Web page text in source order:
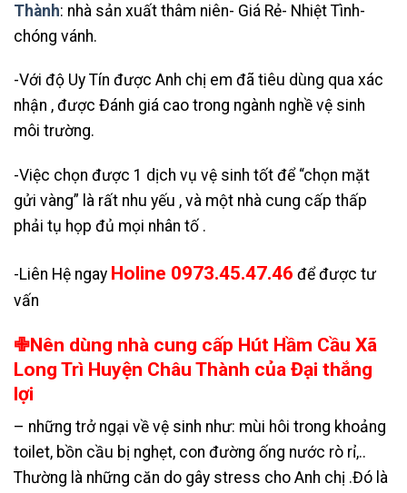
Thành: nhà sản xuất thâm niên- Giá Rẻ- Nhiệt Tình-
chóng vánh.
-Với độ Uy Tín được Anh chị em đã tiêu dùng qua xác
nhận , được Đánh giá cao trong ngành nghề vệ sinh
môi trường.
-Việc chọn được 1 dịch vụ vệ sinh tốt để “chọn mặt
gửi vàng” là rất nhu yếu , và một nhà cung cấp thấp
phải tụ họp đủ mọi nhân tố .
-Liên Hệ ngay Holine 0973.45.47.46 để được tư
vấn
✙Nên dùng nhà cung cấp Hút Hầm Cầu Xã
Long Trì Huyện Châu Thành của Đại thắng
lợi
– những trở ngại về vệ sinh như: mùi hôi trong khoảng
toilet, bồn cầu bị nghẹt, con đường ống nước rò rỉ,..
Thường là những căn do gây stress cho Anh chị .Đó là